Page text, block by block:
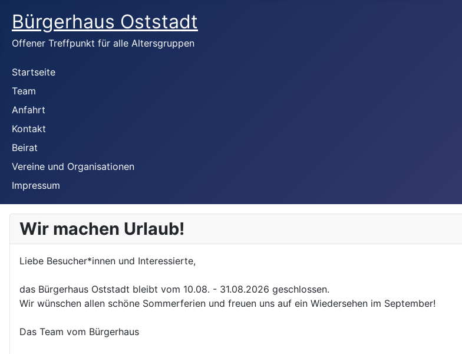
Bürgerhaus Oststadt
Offener Treffpunkt für alle Altersgruppen
Startseite
Team
Anfahrt
Kontakt
Beirat
Vereine und Organisationen
Impressum
Wir machen Urlaub!
Liebe Besucher*innen und Interessierte,
das Bürgerhaus Oststadt bleibt vom 10.08. - 31.08.2026 geschlossen.
Wir wünschen allen schöne Sommerferien und freuen uns auf ein Wiedersehen im September!
Das Team vom Bürgerhaus